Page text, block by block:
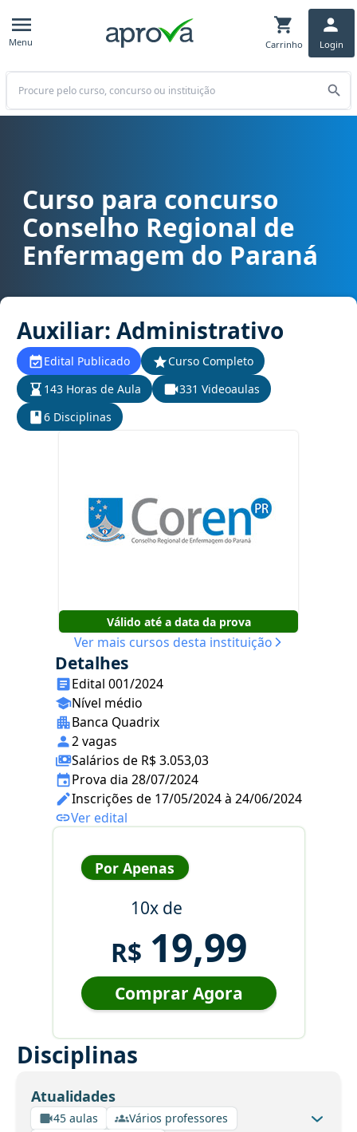
Menu Carrinho Login
Buscar
Curso para concurso COREN PR - Conselho Regional de
Curso para concurso
Conselho Regional de
Enfermagem do Paraná
Auxiliar: Administrativo
Edital Publicado
Curso Completo
143 Horas de Aula
331 Videoaulas
6 Disciplinas
Válido até a data da prova
Ver mais cursos desta instituição
Detalhes
Edital 001/2024
Nível médio
Banca Quadrix
2 vagas
Salários de R$ 3.053,03
Prova dia 28/07/2024
Inscrições de 17/05/2024 à 24/06/2024
Ver edital
Por Apenas
10x de
R$ 19,99
Comprar Agora
Disciplinas
Atualidades
45 aulas
Vários professores